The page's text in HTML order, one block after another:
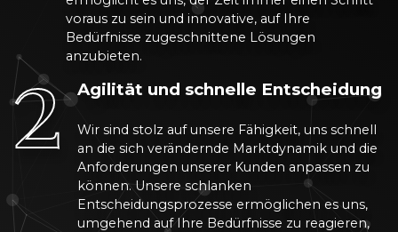
voraus zu sein und innovative, auf Ihre
Bedürfnisse zugeschnittene Lösungen
anzubieten.
2 Agilität und schnelle Entscheidung
Wir sind stolz auf unsere Fähigkeit, uns schnell
an die sich verändernde Marktdynamik und die
Anforderungen unserer Kunden anpassen zu
können. Unsere schlanken
Entscheidungsprozesse ermöglichen es uns,
umgehend auf Ihre Bedürfnisse zu reagieren,